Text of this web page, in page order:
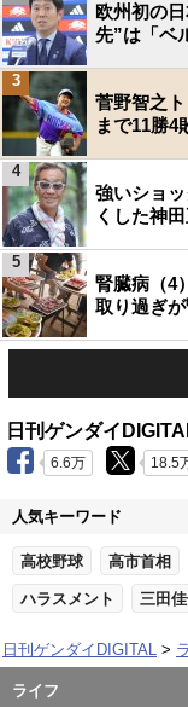
欧州初の
先”は「ベ
菅野智之
まで11勝4
3
強いショ
くした神
4
腎臓病（4
取り過ぎ
5
日刊ゲンダイ
6.6万 18.5
人気キーワード
高校野球 高市首相
ハラスメント 三田
日刊ゲンダイDIGITAL
ライフ